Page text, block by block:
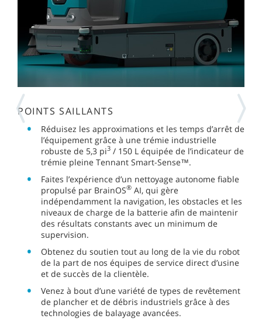
POINTS SAILLANTS
Réduisez les approximations et les temps d’arrêt de
l’équipement grâce à une trémie industrielle
robuste de 5,3 pi3 / 150 L équipée de l’indicateur de
trémie pleine Tennant Smart-Sense™.
Faites l’expérience d’un nettoyage autonome fiable
propulsé par BrainOS® AI, qui gère
indépendamment la navigation, les obstacles et les
niveaux de charge de la batterie afin de maintenir
des résultats constants avec un minimum de
supervision.
Obtenez du soutien tout au long de la vie du robot
de la part de nos équipes de service direct d’usine
et de succès de la clientèle.
Venez à bout d’une variété de types de revêtement
de plancher et de débris industriels grâce à des
technologies de balayage avancées.